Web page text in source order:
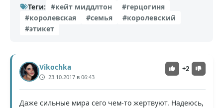
Теги: #кейт миддлтон
#герцогиня
#королевская
#семья
#королевский
#этикет
Vikochka
23.10.2017 в 06:43
+2
Даже сильные мира сего чем-то жертвуют. Надеюсь,